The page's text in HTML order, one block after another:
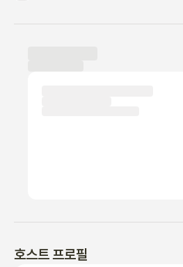
호스트 프로필